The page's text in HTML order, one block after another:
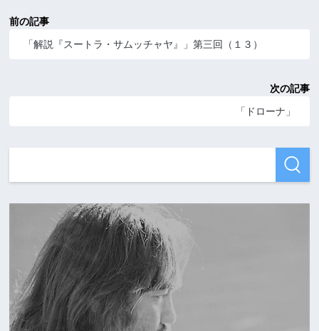
前の記事
「解説『スートラ・サムッチャヤ』」第三回（１３）
次の記事
「ドローナ」